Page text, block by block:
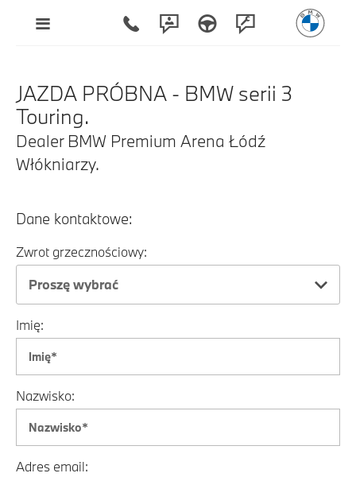
JAZDA PRÓBNA - BMW serii 3
Touring.
Dealer BMW Premium Arena Łódź
Włókniarzy.
Dane kontaktowe:
Zwrot grzecznościowy:
Proszę wybrać
Imię:
Nazwisko:
Adres email: